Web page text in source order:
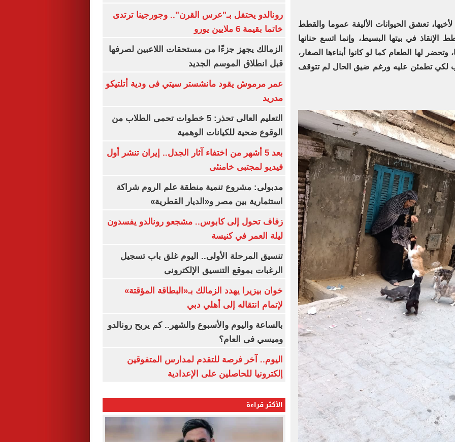
تعشق الحيوانات الأليفة عموما والقطط
في بيتها البسيط، وإنما اتسع حنانها
لها الطعام كما لو كانوا أبناءها الصغار،
لكي تطمئن عليه ورغم ضيق الحال لم تتوقف
رونالدو يحتفل بـ"عرس القرن".. وجورجينا ترتدى
خاتما بقيمة 6 ملايين يورو
الزمالك يجهز جزءًا من مستحقات اللاعبين لصرفها
قبل انطلاق الموسم الجديد
عمر مرموش يقود مانشستر سيتي فى ودية أتلتيكو
مدريد
التعليم العالى تحذر: 5 خطوات تحمى الطلاب من
الوقوع ضحية للكيانات الوهمية
بعد 5 أشهر من اختفاء آثار الجدل.. إيران تنشر أول
فيديو لمجتبى خامنئى
مدبولى: مشروع تنمية منطقة علم الروم شراكة
استثمارية بين مصر و«الديار القطرية»
زفاف تحول إلى كابوس.. مشجعو رونالدو يفسدون
ليلة العمر في كنيسة
تنسيق المرحلة الأولى.. اليوم غلق باب تسجيل
الرغبات بموقع التنسيق الإلكترونى
خوان بيزيرا يهدد الزمالك بـ«البطاقة المؤقتة»
لإتمام انتقاله إلى أهلي دبي
بالساعة واليوم والأسبوع والشهر.. كم يربح رونالدو
وميسي فى العام؟
اليوم.. آخر فرصة للتقدم لمدارس المتفوقين
إلكترونيا للحاصلين على الإعدادية
الأكثر قراءة